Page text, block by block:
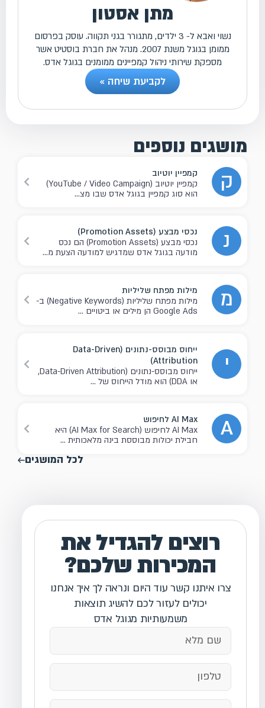
מתן אסטון
נשוי ואבא ל- 3 ילדים, מתגורר בגני תקווה. עוסק בפרסום
ממומן בגוגל משנת 2007. מנהל את חברת בוסטיט אשר
מספקת שירותי ניהול קמפיינים ממומנים בגוגל אדס.
לקביעת שיחה »
מושגים נוספים
ק
קמפיין יוטיוב
קמפיין יוטיוב (YouTube / Video Campaign)
הוא סוג קמפיין בגוגל אדס שבו מצ...
נ
נכסי מבצע (Promotion Assets)
נכסי מבצע (Promotion Assets) הם נכס
מודעה בגוגל אדס שמדגיש למודעה הצעת מ...
מ
מילות מפתח שליליות
מילות מפתח שליליות (Negative Keywords) ב-
Google Ads הן מילים או ביטויים ...
י
ייחוס מבוסס-נתונים (Data-Driven
Attribution)
ייחוס מבוסס-נתונים (Data-Driven Attribution,
או DDA) הוא מודל הייחוס של ...
A
AI Max לחיפוש
AI Max לחיפוש (AI Max for Search) היא
חבילת יכולות מבוססת בינה מלאכותית ...
לכל המושגים
רוצים להגדיל את
המכירות שלכם?
צרו איתנו קשר עוד היום ונראה לך איך אנחנו
יכולים לעזור לכם להשיג תוצאות
משמעותיות מגוגל אדס